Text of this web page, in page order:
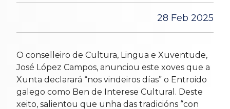
28 Feb 2025
O conselleiro de Cultura, Lingua e Xuventude,
José López Campos, anunciou este xoves que a
Xunta declarará “nos vindeiros días” o Entroido
galego como Ben de Interese Cultural. Deste
xeito, salientou que unha das tradicións “con